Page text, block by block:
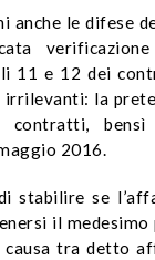
anche le difese
11 e 12 dei
la
bensì
2016.
stabilire se
il
causa tra detto